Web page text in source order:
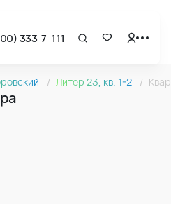
333-7-111
: подъезд 2, этаж 14,
в ЖК Суворовский,
в ЖК Суворовский,
Литер 23, кв. 1-2